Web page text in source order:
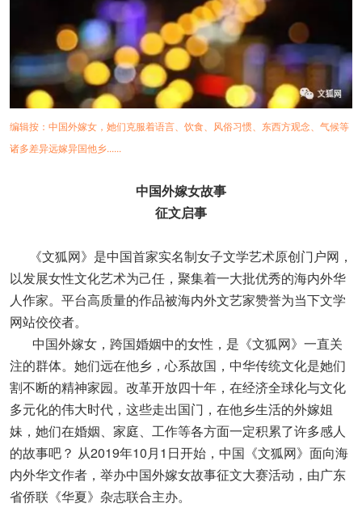
编辑按： 中国外嫁女， 她们克服着语言、饮食、风俗习惯、东西方观念、气候等
诸多差异远嫁异国他乡......
中国外嫁女故事
征文启事
《文狐网》是中国首家实名制女子文学艺术原创门户网，
以发展女性文化艺术为己任，聚集着一大批优秀的海内外华
人作家。平台高质量的作品被海内外文艺家赞誉为当下文学
网站佼佼者。
中国外嫁女，跨国婚姻中的女性，是《文狐网》一直关
注的群体。她们远在他乡，心系故国，中华传统文化是她们
割不断的精神家园。改革开放四十年，在经济全球化与文化
多元化的伟大时代，这些走出国门，在他乡生活的外嫁姐
妹，她们在婚姻、家庭、工作等各方面一定积累了许多感人
的故事吧？ 从2019年10月1日开始，中国《文狐网》面向海
内外华文作者，举办中国外嫁女故事征文大赛活动，由广东
省侨联《华夏》杂志联合主办。